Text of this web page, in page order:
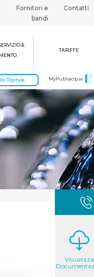
Fornitori e
bandi
Contatti
&
TARIFFE
MyPubliacqua
Digitale
Visualizza